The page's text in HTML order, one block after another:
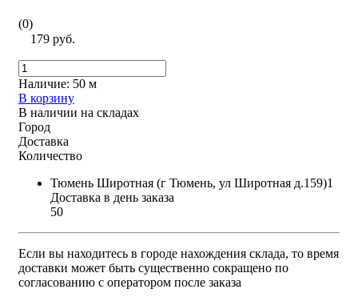
(0)
179 руб.
Наличие: 50 м
В корзину
В наличии на складах
Город
Доставка
Количество
Тюмень Широтная (г Тюмень, ул Широтная д.159)1
Доставка в день заказа
50
Если вы находитесь в городе нахождения склада, то время
доставки может быть существенно сокращено по
согласованию с оператором после заказа